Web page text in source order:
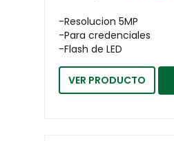
-Resolucion 5MP
-Para credenciales
-Flash de LED
VER PRODUCTO